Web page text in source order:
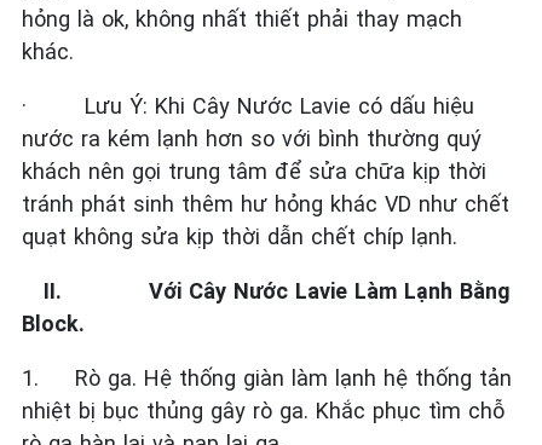
hỏng là ok, không nhất thiết phải thay mạch
khác.
· Lưu Ý: Khi Cây Nước Lavie có dấu hiệu
nước ra kém lạnh hơn so với bình thường quý
khách nên gọi trung tâm để sửa chữa kịp thời
tránh phát sinh thêm hư hỏng khác VD như chết
quạt không sửa kịp thời dẫn chết chíp lạnh.
II. Với Cây Nước Lavie Làm Lạnh Bằng
Block.
1. Rò ga. Hệ thống giàn làm lạnh hệ thống tản
nhiệt bị bục thủng gây rò ga. Khắc phục tìm chỗ